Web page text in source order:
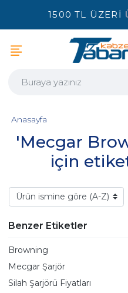
1500 TL ÜZERİ
'Mecgar
için
Anasayfa
Benzer Etiketler
Browning
Mecgar Şarjör
Silah Şarjörü Fiyatları